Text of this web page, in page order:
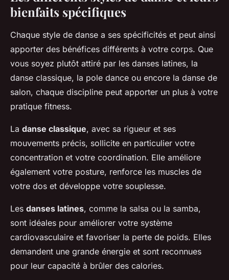
bienfaits spécifiques
Chaque style de danse a ses spécificités et peut ainsi
apporter des bénéfices différents à votre corps. Que
vous soyez plutôt attiré par les danses latines, la
danse classique, la pole dance ou encore la danse de
salon, chaque discipline peut apporter un plus à votre
pratique fitness.
La danse classique, avec sa rigueur et ses
mouvements précis, sollicite en particulier votre
concentration et votre coordination. Elle améliore
également votre posture, renforce les muscles de
votre dos et développe votre souplesse.
Les danses latines, comme la salsa ou la samba,
sont idéales pour améliorer votre système
cardiovasculaire et favoriser la perte de poids. Elles
demandent une grande énergie et sont reconnues
pour leur capacité à brûler des calories.